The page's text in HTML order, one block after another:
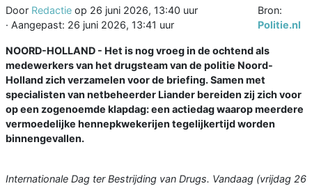
Door Redactie op 26 juni 2026, 13:40 uur
· Aangepast: 26 juni 2026, 13:41 uur
Bron:
Politie.nl
NOORD-HOLLAND - Het is nog vroeg in de ochtend als
medewerkers van het drugsteam van de politie Noord-
Holland zich verzamelen voor de briefing. Samen met
specialisten van netbeheerder Liander bereiden zij zich voor
op een zogenoemde klapdag: een actiedag waarop meerdere
vermoedelijke hennepkwekerijen tegelijkertijd worden
binnengevallen.
Internationale Dag ter Bestrijding van Drugs. Vandaag (vrijdag 26